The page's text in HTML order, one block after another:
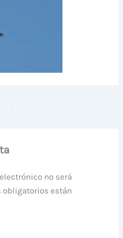
no será
obligatorios están